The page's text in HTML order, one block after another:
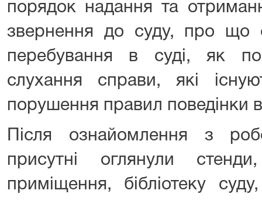
порядок надання та
звернення до суду, про що
перебування в суді, як
слухання справи, які
порушення правил поведінки в
Після ознайомлення з
присутні оглянули
приміщення, бібліотеку